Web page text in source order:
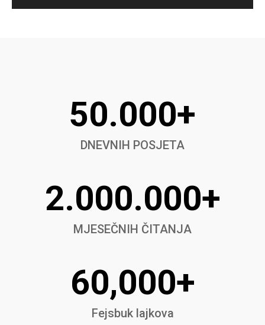
50.000+
DNEVNIH POSJETA
2.000.000+
MJESEČNIH ČITANJA
60,000+
Fejsbuk lajkova